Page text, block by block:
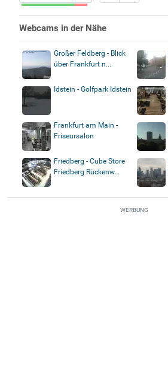
Webcams in der Nähe
Großer Feldberg - Blick
über Frankfurt n...
Idstein - Golfpark Idstein
Frankfurt am Main -
Friseursalon
Friedberg - Cube Store
Friedberg Rückenw...
WERBUNG